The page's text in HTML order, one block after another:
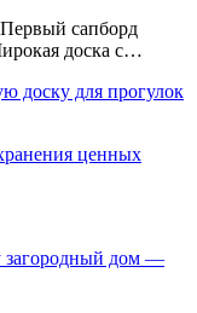
Первый сапборд
доска с…
доску для прогулок
ценных
загородный дом —